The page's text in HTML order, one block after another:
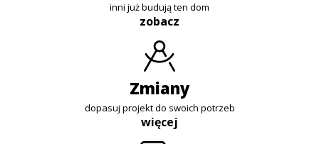
inni już budują ten dom
zobacz
zmiany
dopasuj projekt do swoich potrzeb
więcej